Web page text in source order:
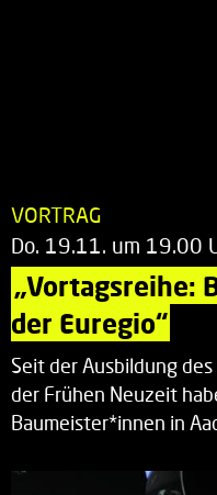
VORTRAG
Do. 19.11. um 19.00
„Vortagsreihe:
der Euregio“
Seit der Ausbildung
der Frühen Neuzeit
Baumeister*innen in